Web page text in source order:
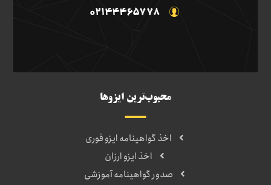
02144465778
محبوب‌ترین ایزوها
اخذ گواهینامه ایزو فوری
اخذ ایزو ارزان
صدور گواهینامه آموزشی